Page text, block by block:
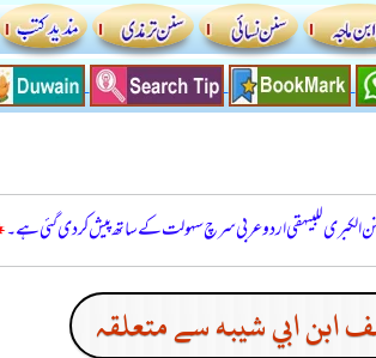
الكبرى للبيهقي اردو عربی سرچ سہولت کے ساتھ پیش کر دی گئی ہے۔
ابن ابي شيبه سے متعلقہ